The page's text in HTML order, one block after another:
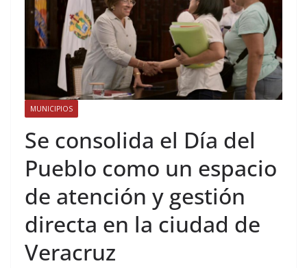
MUNICIPIOS
Se consolida el Día del
Pueblo como un espacio
de atención y gestión
directa en la ciudad de
Veracruz